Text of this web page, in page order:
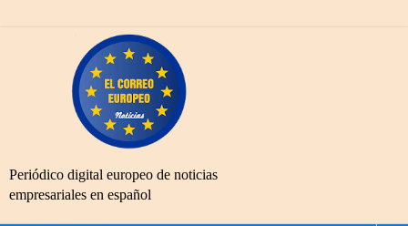
Periódico digital europeo de noticias
empresariales en español